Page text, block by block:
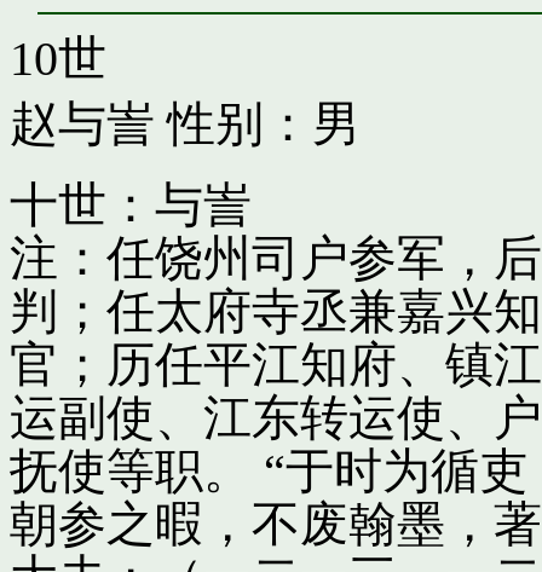
10世
赵与訔 性别：男
十世：与訔
注：任饶州司户参军，
判；任太府寺丞兼嘉兴
官；历任平江知府、镇
运副使、江东转运使、
抚使等职。 “于时为循
朝参之暇，不废翰墨，